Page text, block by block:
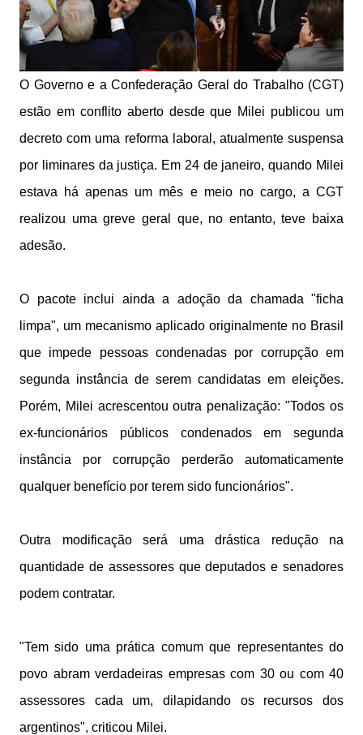
O Governo e a Confederação Geral do Trabalho (CGT)
estão em conflito aberto desde que Milei publicou um
decreto com uma reforma laboral, atualmente suspensa
por liminares da justiça. Em 24 de janeiro, quando Milei
estava há apenas um mês e meio no cargo, a CGT
realizou uma greve geral que, no entanto, teve baixa
adesão.
O pacote inclui ainda a adoção da chamada "ficha
limpa", um mecanismo aplicado originalmente no Brasil
que impede pessoas condenadas por corrupção em
segunda instância de serem candidatas em eleições.
Porém, Milei acrescentou outra penalização: "Todos os
ex-funcionários públicos condenados em segunda
instância por corrupção perderão automaticamente
qualquer benefício por terem sido funcionários".
Outra modificação será uma drástica redução na
quantidade de assessores que deputados e senadores
podem contratar.
"Tem sido uma prática comum que representantes do
povo abram verdadeiras empresas com 30 ou com 40
assessores cada um, dilapidando os recursos dos
argentinos", criticou Milei.